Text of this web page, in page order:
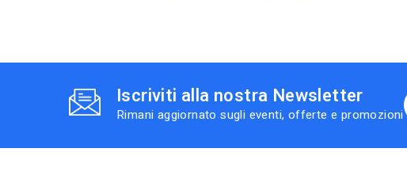
Iscriviti alla nostra Newsletter
Rimani aggiornato sugli eventi, offerte e promozioni